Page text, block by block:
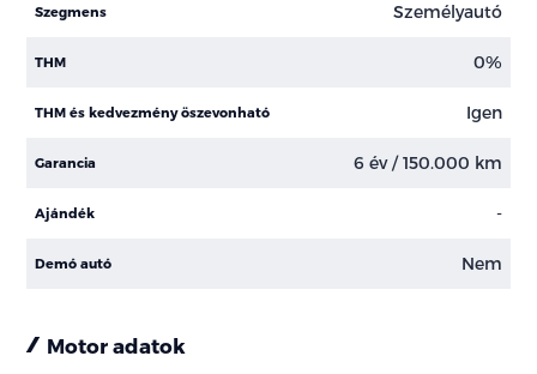
Szegmens Személyautó
THM 0%
THM és kedvezmény öszevonható Igen
Garancia 6 év / 150.000 km
Ajándék -
Demó autó Nem
Motor adatok